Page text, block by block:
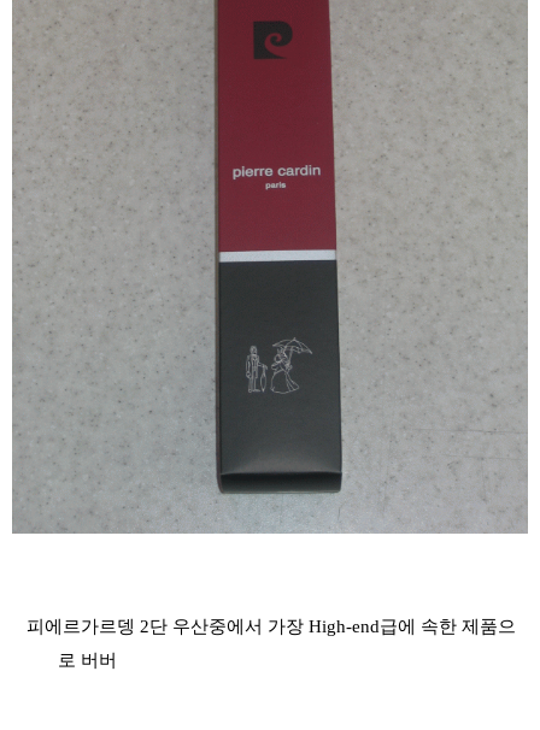
피에르가르뎅 2단 우산중에서 가장 High-end급에
속한 제품으
로 버버